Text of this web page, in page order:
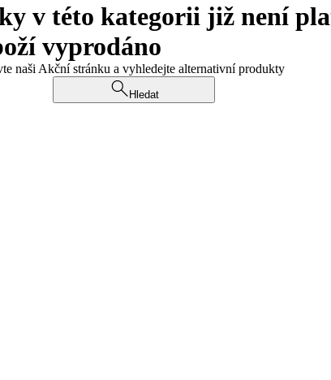
v této kategorii již není
vyprodáno
naši Akční stránku a vyhledejte alternativní produkty
Hledat